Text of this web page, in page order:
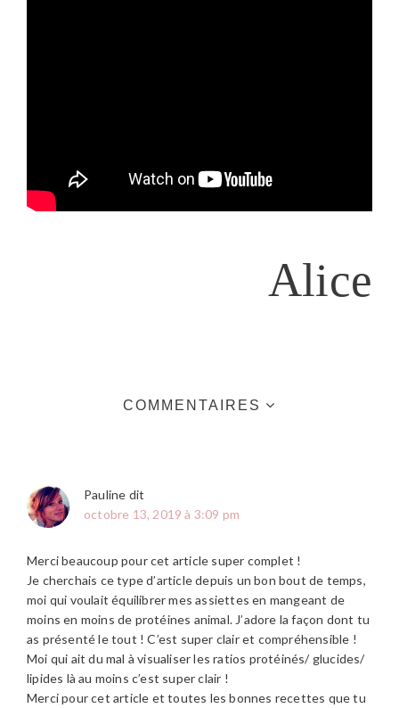
Alice
COMMENTAIRES
Pauline dit
octobre 13, 2019 à 3:09 pm
Merci beaucoup pour cet article super complet !
Je cherchais ce type d’article depuis un bon bout de temps,
moi qui voulait équilibrer mes assiettes en mangeant de
moins en moins de protéines animal. J’adore la façon dont tu
as présenté le tout ! C’est super clair et compréhensible !
Moi qui ait du mal à visualiser les ratios protéinés/ glucides/
lipides là au moins c’est super clair !
Merci pour cet article et toutes les bonnes recettes que tu